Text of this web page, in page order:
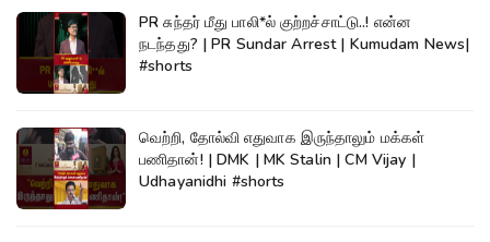
PR சுந்தர் மீது பாலி*ல் குற்றச்சாட்டு..! என்ன
நடந்தது? | PR Sundar Arrest | Kumudam News|
#shorts
வெற்றி, தோல்வி எதுவாக இருந்தாலும் மக்கள்
பணிதான்! | DMK | MK Stalin | CM Vijay |
Udhayanidhi #shorts